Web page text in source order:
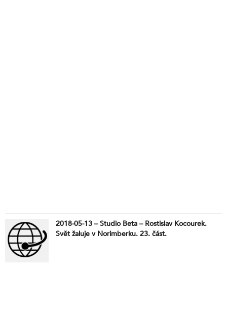
2018-05-13 – Studio Beta – Rostislav Kocourek.
Svět žaluje v Norimberku. 23. část.